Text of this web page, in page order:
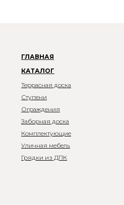
ГЛАВНАЯ
КАТАЛОГ
Террасная доска
Ступени
Ограждения
Заборная доска
Комплектующие
Уличная мебель
Грядки из ДПК